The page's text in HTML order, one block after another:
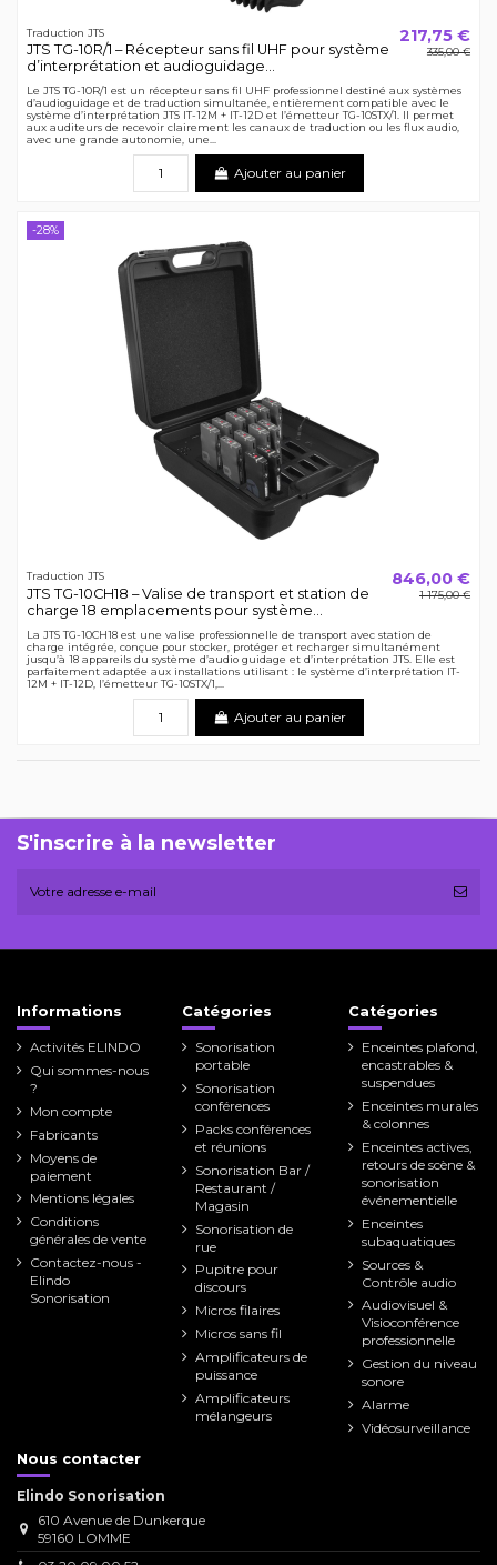
Traduction JTS
JTS TG-10R/1 – Récepteur sans fil UHF pour système
d’interprétation et audioguidage...
217,75 €
335,00 €
Le JTS TG-10R/1 est un récepteur sans fil UHF professionnel destiné aux systèmes
d’audioguidage et de traduction simultanée, entièrement compatible avec le
système d’interprétation JTS IT-12M + IT-12D et l’émetteur TG-10STX/1. Il permet
aux auditeurs de recevoir clairement les canaux de traduction ou les flux audio,
avec une grande autonomie, une...
Ajouter au panier
-28%
Traduction JTS
JTS TG-10CH18 – Valise de transport et station de
charge 18 emplacements pour système...
846,00 €
1 175,00 €
La JTS TG-10CH18 est une valise professionnelle de transport avec station de
charge intégrée, conçue pour stocker, protéger et recharger simultanément
jusqu’à 18 appareils du système d’audio guidage et d’interprétation JTS. Elle est
parfaitement adaptée aux installations utilisant : le système d’interprétation IT-
12M + IT-12D, l’émetteur TG-10STX/1,...
Ajouter au panier
S'inscrire à la newsletter
Informations
Activités ELINDO
Qui sommes-nous
?
Mon compte
Fabricants
Moyens de
paiement
Mentions légales
Conditions
générales de vente
Contactez-nous -
Elindo
Sonorisation
Catégories
Sonorisation
portable
Sonorisation
conférences
Packs conférences
et réunions
Sonorisation Bar /
Restaurant /
Magasin
Sonorisation de
rue
Pupitre pour
discours
Micros filaires
Micros sans fil
Amplificateurs de
puissance
Amplificateurs
mélangeurs
Catégories
Enceintes plafond,
encastrables &
suspendues
Enceintes murales
& colonnes
Enceintes actives,
retours de scène &
sonorisation
événementielle
Enceintes
subaquatiques
Sources &
Contrôle audio
Audiovisuel &
Visioconférence
professionnelle
Gestion du niveau
sonore
Alarme
Vidéosurveillance
Nous contacter
Elindo Sonorisation
610 Avenue de Dunkerque
59160 LOMME